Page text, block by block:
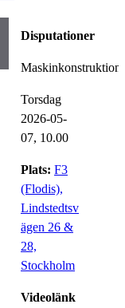
Disputationer
Maskinkonstruktion
Torsdag
2026-05-
07, 10.00
Plats: F3
(Flodis),
Lindstedtsv
ägen 26 &
28,
Stockholm
Videolänk